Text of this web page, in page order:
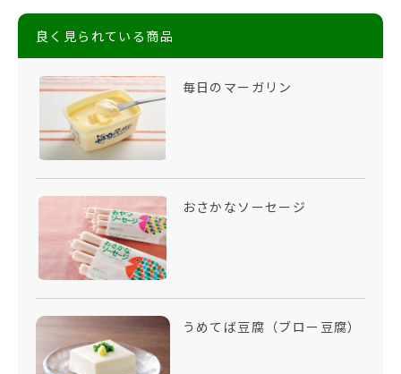
良く見られている商品
毎日のマーガリン
おさかなソーセージ
うめてば豆腐（ブロー豆腐）